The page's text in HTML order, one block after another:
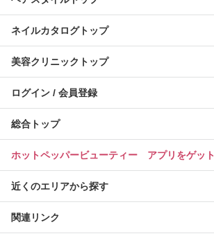
ネイルカタログトップ
美容クリニックトップ
ログイン / 会員登録
総合トップ
ホットペッパービューティー アプリをゲット
近くのエリアから探す
関連リンク